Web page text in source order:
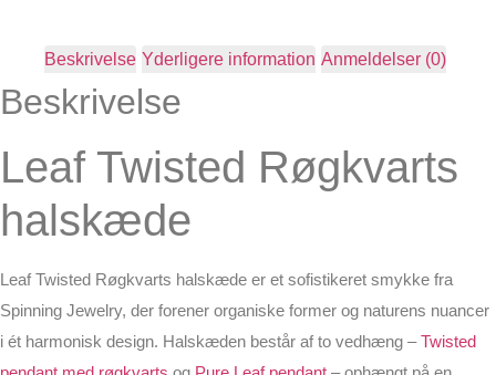
Beskrivelse Yderligere information Anmeldelser (0)
Beskrivelse
Leaf Twisted Røgkvarts
halskæde
Leaf Twisted Røgkvarts halskæde er et sofistikeret smykke fra
Spinning Jewelry, der forener organiske former og naturens nuancer
i ét harmonisk design. Halskæden består af to vedhæng –Twisted